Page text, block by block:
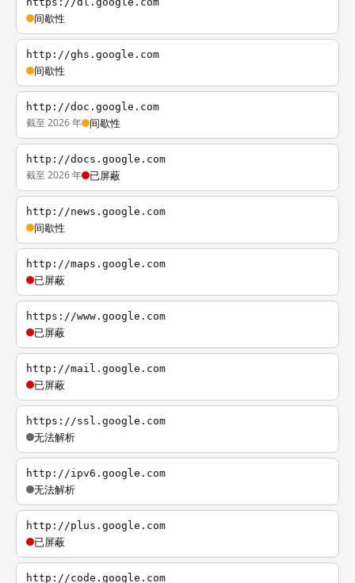
间歇性
http://ghs.google.com
间歇性
http://doc.google.com
截至 2026 年 间歇性
http://docs.google.com
截至 2026 年 已屏蔽
http://news.google.com
间歇性
http://maps.google.com
已屏蔽
https://www.google.com
已屏蔽
http://mail.google.com
已屏蔽
https://ssl.google.com
无法解析
http://ipv6.google.com
无法解析
http://plus.google.com
已屏蔽
http://code.google.com